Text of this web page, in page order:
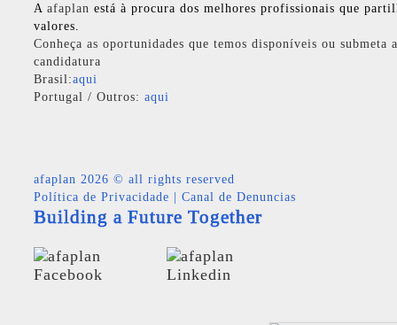
A afaplan está à procura dos melhores profissionais que
valores.
Conheça as oportunidades que temos disponíveis ou submeta
candidatura
Brasil:aqui
Portugal / Outros: aqui
afaplan 2026 © all rights reserved
Política de Privacidade
Canal de Denuncias
Building a Future Together